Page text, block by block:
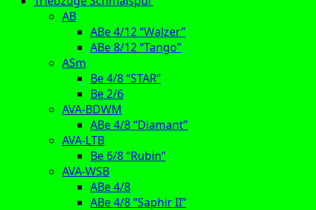
AB
ABe 4/12 “Walzer”
ABe 8/12 “Tango”
ASm
Be 4/8 “STAR”
Be 2/6
AVA-BDWM
ABe 4/8 “Diamant”
AVA-LTB
Be 6/8 “Rubin”
AVA-WSB
ABe 4/8
ABe 4/8 “Saphir II”